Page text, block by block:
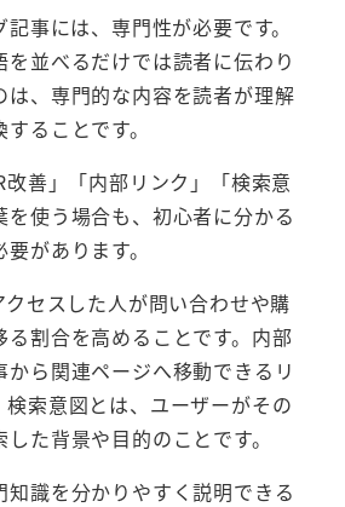
事には、専門性が必要です。
を並べるだけでは読者に伝わり
は、専門的な内容を読者が理解
ることです。
改善」「内部リンク」「検索意
を使う場合も、初心者に分かる
があります。
クセスした人が問い合わせや購
る割合を高めることです。内部
から関連ページへ移動できるリ
検索意図とは、ユーザーがその
た背景や目的のことです。
知識を分かりやすく説明できる